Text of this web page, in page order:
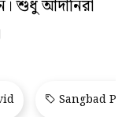
শুধু আদানিরা
Sangbad